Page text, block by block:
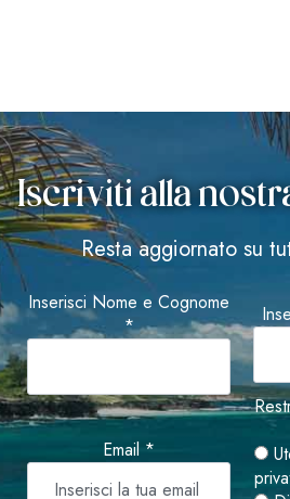
Iscriviti alla
Resta aggiornato su
Inserisci Nome e Cognome
*
Email *